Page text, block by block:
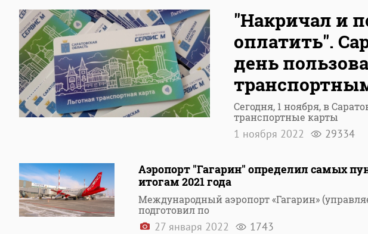
"Накричал и
оплатить".
день
Сегодня, 1 ноября, в
транспортные карты
1 ноября 2022 29334
Аэропорт "Гагарин" определил самых
итогам 2021 года
Международный аэропорт «Гагарин»
подготовил по
27 января 2022 1743